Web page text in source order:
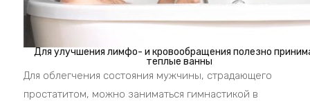
Для улучшения лимфо- и кровообращения полезно
теплые ванны
Для облегчения состояния мужчины, страдающего
простатитом, можно заниматься гимнастикой в